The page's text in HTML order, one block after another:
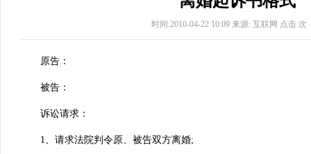
时间:2010-04-22 10:09 来源: 互联网 点击:次
原告：
被告：
诉讼请求：
1、请求法院判令原、被告双方离婚;